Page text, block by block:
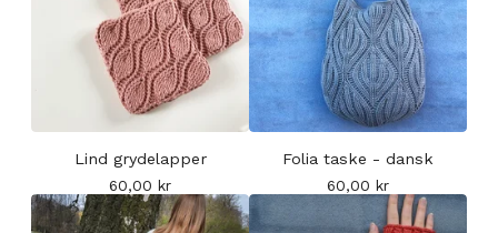
Lind grydelapper
60,00 kr
Folia taske - dansk
60,00 kr